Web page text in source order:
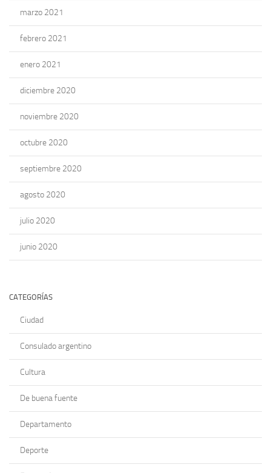
marzo 2021
febrero 2021
enero 2021
diciembre 2020
noviembre 2020
octubre 2020
septiembre 2020
agosto 2020
julio 2020
junio 2020
CATEGORÍAS
Ciudad
Consulado argentino
Cultura
De buena fuente
Departamento
Deporte